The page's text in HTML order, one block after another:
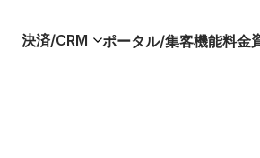
決済/CRM ポータル/集客機能料金